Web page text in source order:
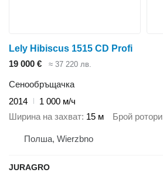
Lely Hibiscus 1515 CD Profi
19 000 €
≈ 37 220 лв.
Сенообръщачка
2014
1 000 м/ч
Ширина на захват 15 м Брой ротори
Полша, Wierzbno
JURAGRO